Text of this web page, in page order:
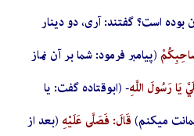
بوده است؟ گفتند: آری، دو دینار
(پیامبر فرمود: شما بر آن نماز
يَا رَسُولَ اللَّهِ- (ابوقتاده گفت: یا
می­کنم) قَالَ: فَصَلَّى عَلَيْهِ (بعد از